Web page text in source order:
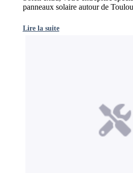
panneaux solaire autour de
Lire la suite